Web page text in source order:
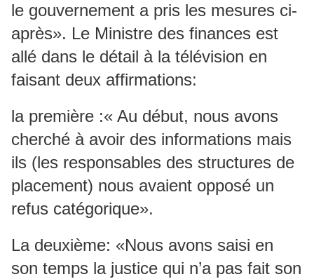
le gouvernement a pris les mesures ci-
après». Le Ministre des finances est
allé dans le détail à la télévision en
faisant deux affirmations:
la première :« Au début, nous avons
cherché à avoir des informations mais
ils (les responsables des structures de
placement) nous avaient opposé un
refus catégorique».
La deuxième: «Nous avons saisi en
son temps la justice qui n’a pas fait son